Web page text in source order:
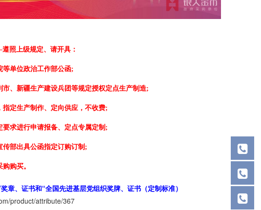
照上级规定、请开具：
等单位政治工作部公函;
、新疆生产建设兵团等规定授权定点生产制造;
定生产制作、定向供应，不收费;
求进行申请报备、定点专属定制;
部出具公函指定订购订制;
购买。
章、证书和“全国先进基层党组织奖牌、证书（定制标准）
product/attribute/367